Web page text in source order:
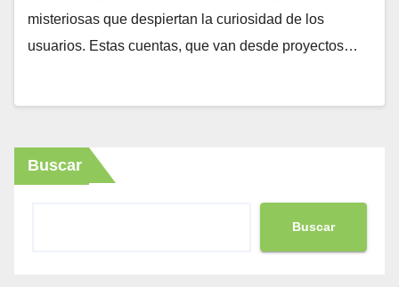
misteriosas que despiertan la curiosidad de los
usuarios. Estas cuentas, que van desde proyectos…
Buscar
Buscar